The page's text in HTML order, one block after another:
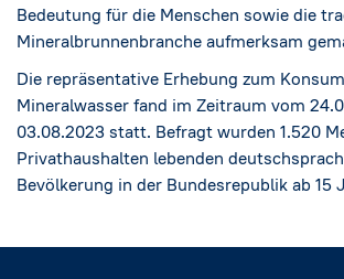
Bedeutung für die Menschen sowie die
Mineralbrunnenbranche aufmerksam
Die repräsentative Erhebung zum
Mineralwasser fand im Zeitraum vom
03.08.2023 statt. Befragt wurden 1.520
Privathaushalten lebenden
Bevölkerung in der Bundesrepublik ab 15